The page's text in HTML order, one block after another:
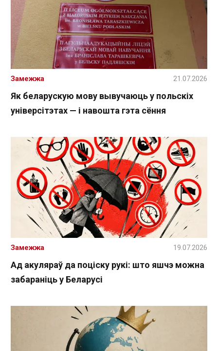
Як беларускую мову вывучаюць у польскіх
універсітэтах — і навошта гэта сёння
Замежжа 21.07.2026
Ад акуляраў да поціску рукі: што яшчэ можна
забараніць у Беларусі
Замежжа 19.07.2026